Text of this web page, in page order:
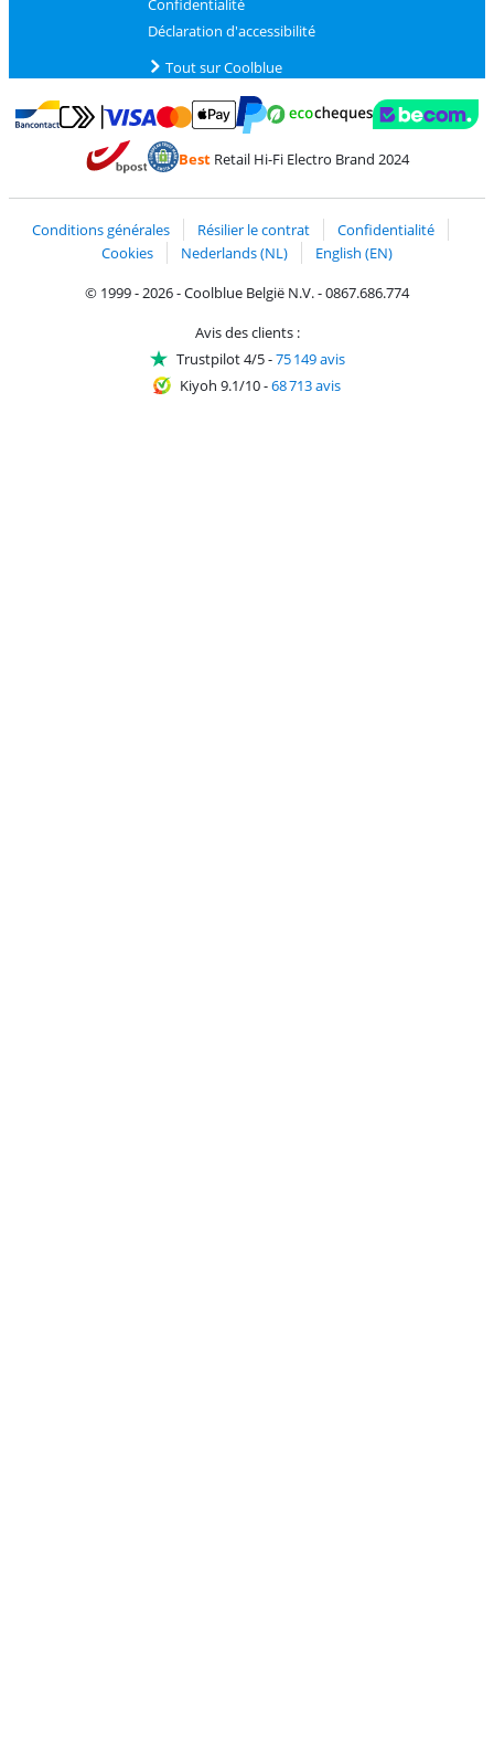
Confidentialité
Déclaration d'accessibilité
Tout sur Coolblue
Payer avec Bancontact
Payer avec MasterCard et Visa via ClickToPay
Payer avec PayPal
BestRetail Hi-Fi Electro Brand 2024
Conditions générales Résilier le contrat
Confidentialité
Cookies
Nederlands (NL)
English (EN)
© 1999 - 2026 - Coolblue België N.V. - 0867.686.774
Avis des clients :
Trustpilot 4/5-75 149 avis
Kiyoh 9.1/10-68 713 avis